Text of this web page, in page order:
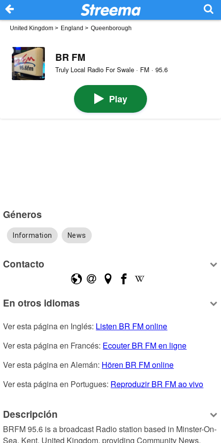
United Kingdom > England > Queenborough
BR FM
Truly Local Radio For Swale · FM · 95.6
Play
Géneros
Information News
Contacto
En otros idiomas
Ver esta página en Inglés: Listen BR FM online
Ver esta página en Francés: Ecouter BR FM en ligne
Ver esta página en Alemán: Hören BR FM online
Ver esta página en Portugues: Reproduzir BR FM ao vivo
Descripción
BRFM 95.6 is a broadcast Radio station based in Minster-On-
Sea, Kent, United Kingdom, providing Community News,